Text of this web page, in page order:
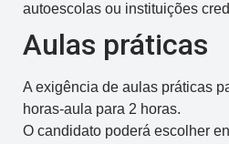
autoescolas ou instituições
Aulas práticas
A exigência de aulas práticas
horas-aula para 2 horas.
O candidato poderá escolher